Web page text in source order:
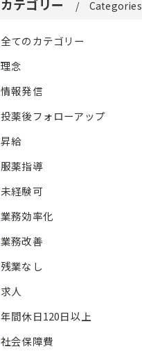
カテゴリー Categories
全てのカテゴリー
理念
情報発信
投薬後フォローアップ
昇給
服薬指導
未経験可
業務効率化
業務改善
残業なし
求人
年間休日120日以上
社会保障費